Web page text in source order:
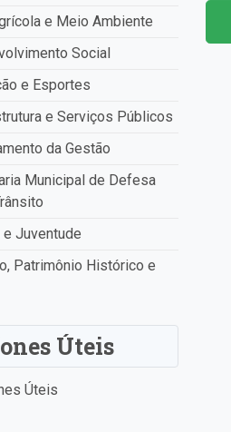
e Meio Ambiente
Social
e Esportes
e Serviços Públicos
da Gestão
Municipal de Defesa
e Juventude
Patrimônio Histórico e
Úteis
Úteis